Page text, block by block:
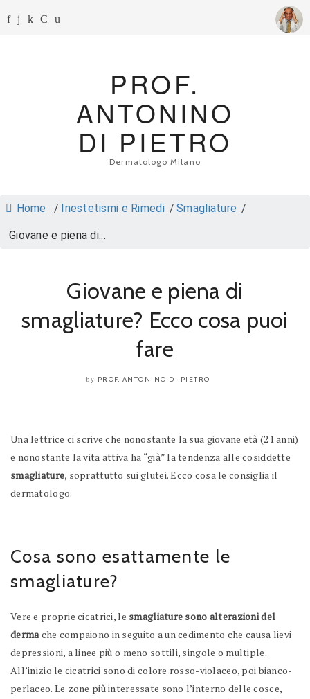
PROF.
ANTONINO
DI PIETRO
Dermatologo Milano
Home / Inestetismi e Rimedi / Smagliature /
Giovane e piena di...
Giovane e piena di
smagliature? Ecco cosa puoi
fare
by PROF. ANTONINO DI PIETRO
Una lettrice ci scrive che nonostante la sua giovane età (21 anni)
e nonostante la vita attiva ha “già” la tendenza alle cosiddette
smagliature, soprattutto sui glutei. Ecco cosa le consiglia il
dermatologo.
Cosa sono esattamente le
smagliature?
Vere e proprie cicatrici, le smagliature sono alterazioni del
dermache compaiono in seguito a un cedimento che causa lievi
depressioni, a linee più o meno sottili, singole o multiple.
All’inizio le cicatrici sono di colore rosso-violaceo, poi bianco-
perlaceo. Le zone più interessate sono l’interno delle cosce,